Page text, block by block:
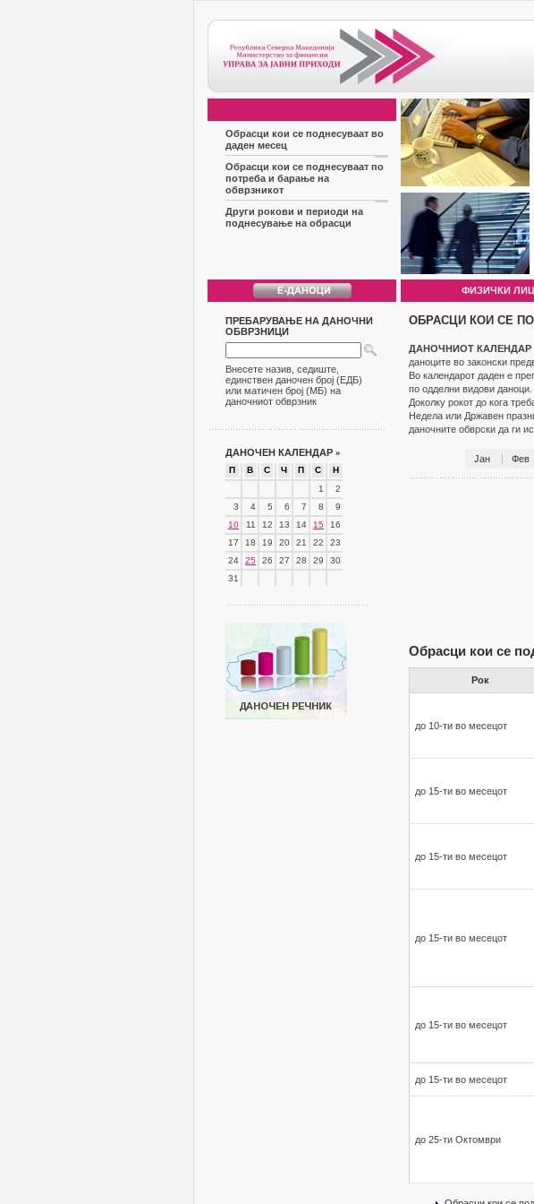
Обрасци кои се поднесуваат во
даден месец
Обрасци кои се поднесуваат по
потреба и барање на
обврзникот
Други рокови и периоди на
поднесување на обрасци
ФИЗИЧКИ
ПРЕБАРУВАЊЕ НА ДАНОЧНИ
ОБВРЗНИЦИ
Внесете назив, седиште,
единствен даночен број (ЕДБ)
или матичен број (МБ) на
даночниот обврзник
ДАНОЧЕН КАЛЕНДАР »
П В С Ч П С
Н
1
2
3
4 5 6 7 8
9
10
11 12 13 14 15
16
17
18 19 20 21 22
23
24
25 26 27 28 29
30
31
ОБРАСЦИ КОИ СЕ
ДАНОЧНИОТ КАЛЕНДАР
даноците во законски
Во календарот даден е
по одделни видови даноци.
Доколку рокот до кога
Недела или Државен
даночните обврски да ги
Јан Фев
Обрасци кои се
Рок
до 10-ти во месецот
до 15-ти во месецот
до 15-ти во месецот
до 15-ти во месецот
до 15-ти во месецот
до 15-ти во месецот
до 25-ти Октомври